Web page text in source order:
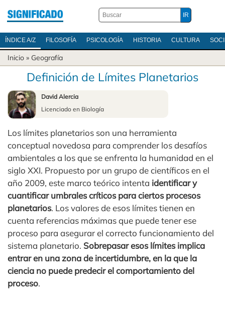
ÍNDICE A/Z FILOSOFÍA PSICOLOGÍA HISTORIA CULTURA
Inicio » Geografía
Definición de Límites Planetarios
David Alercia
Licenciado en Biología
Los límites planetarios son una herramienta
conceptual novedosa para comprender los desafíos
ambientales a los que se enfrenta la humanidad en el
siglo XXI. Propuesto por un grupo de científicos en el
año 2009, este marco teórico intenta identificar y
cuantificar umbrales críticos para ciertos procesos
planetarios. Los valores de esos límites tienen en
cuenta referencias máximas que puede tener ese
proceso para asegurar el correcto funcionamiento del
sistema planetario. Sobrepasar esos límites implica
entrar en una zona de incertidumbre, en la que la
ciencia no puede predecir el comportamiento del
proceso.